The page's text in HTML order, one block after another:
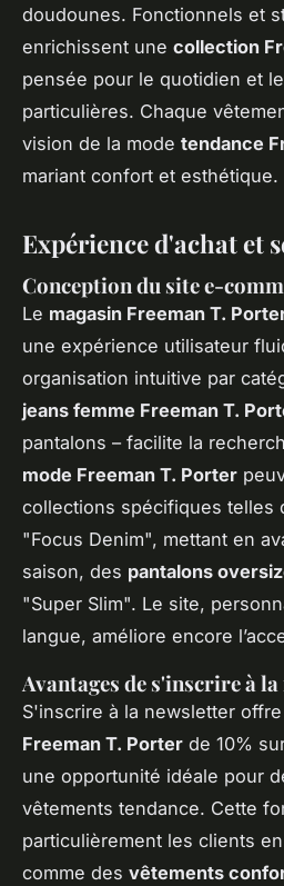
doudounes. Fonctionnels et
enrichissent une collection
pensée pour le quotidien et
particulières. Chaque
vision de la mode tendance
mariant confort et esthétique.
Expérience d'achat et
Conception du site e-
Le magasin Freeman T.
une expérience utilisateur
organisation intuitive par
jeans femme Freeman T.
pantalons – facilite la
mode Freeman T. Porter
collections spécifiques telles
"Focus Denim", mettant en
saison, des pantalons
"Super Slim". Le site,
langue, améliore encore
Avantages de s'inscrire à
S'inscrire à la newsletter
Freeman T. Porter de 10%
une opportunité idéale pour
vêtements tendance. Cette
particulièrement les clients
comme des vêtements